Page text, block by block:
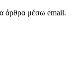
άρθρα μέσω email.